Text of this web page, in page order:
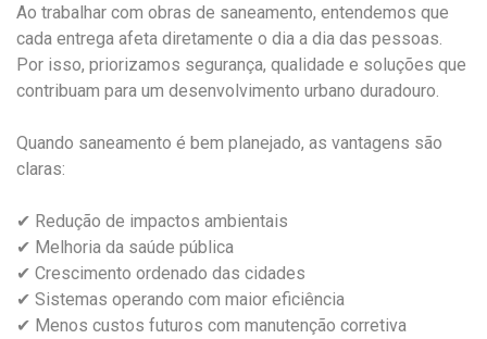
Ao trabalhar com obras de saneamento, entendemos que
cada entrega afeta diretamente o dia a dia das pessoas.
Por isso, priorizamos segurança, qualidade e soluções que
contribuam para um desenvolvimento urbano duradouro.
Quando saneamento é bem planejado, as vantagens são
claras:
✔ Redução de impactos ambientais
✔ Melhoria da saúde pública
✔ Crescimento ordenado das cidades
✔ Sistemas operando com maior eficiência
✔ Menos custos futuros com manutenção corretiva